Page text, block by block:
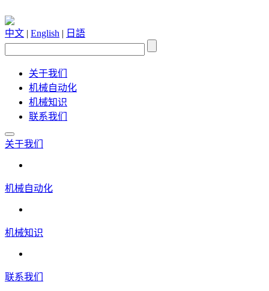
中文 | English | 日語
关于我们
机械自动化
机械知识
联系我们
关于我们
机械自动化
机械知识
联系我们